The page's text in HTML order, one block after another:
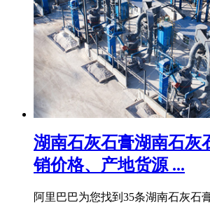
湖南石灰石膏湖南石灰
销价格、产地货源 ...
阿里巴巴为您找到35条湖南石灰石